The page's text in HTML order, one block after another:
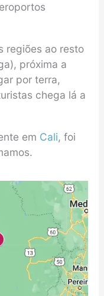
regiões ao resto
próxima a
por terra,
chega lá a
em Cali, foi